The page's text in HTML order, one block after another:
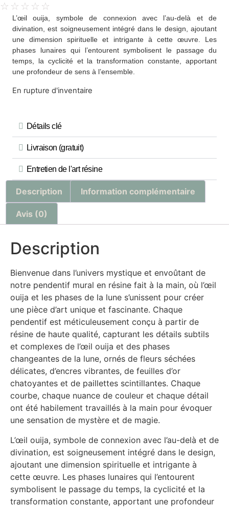
☆ ☆ ☆ ☆ ☆
L’œil ouija, symbole de connexion avec l’au-delà et de
divination, est soigneusement intégré dans le design, ajoutant
une dimension spirituelle et intrigante à cette œuvre. Les
phases lunaires qui l’entourent symbolisent le passage du
temps, la cyclicité et la transformation constante, apportant
une profondeur de sens à l’ensemble.
En rupture d'inventaire
Détails clé
Livraison (gratuit)
Entretien de l'art résine
Description Information complémentaire
Avis (0)
Description
Bienvenue dans l’univers mystique et envoûtant de
notre pendentif mural en résine fait à la main, où l’œil
ouija et les phases de la lune s’unissent pour créer
une pièce d’art unique et fascinante. Chaque
pendentif est méticuleusement conçu à partir de
résine de haute qualité, capturant les détails subtils
et complexes de l’œil ouija et des phases
changeantes de la lune, ornés de fleurs séchées
délicates, d’encres vibrantes, de feuilles d’or
chatoyantes et de paillettes scintillantes. Chaque
courbe, chaque nuance de couleur et chaque détail
ont été habilement travaillés à la main pour évoquer
une sensation de mystère et de magie.
L’œil ouija, symbole de connexion avec l’au-delà et de
divination, est soigneusement intégré dans le design,
ajoutant une dimension spirituelle et intrigante à
cette œuvre. Les phases lunaires qui l’entourent
symbolisent le passage du temps, la cyclicité et la
transformation constante, apportant une profondeur